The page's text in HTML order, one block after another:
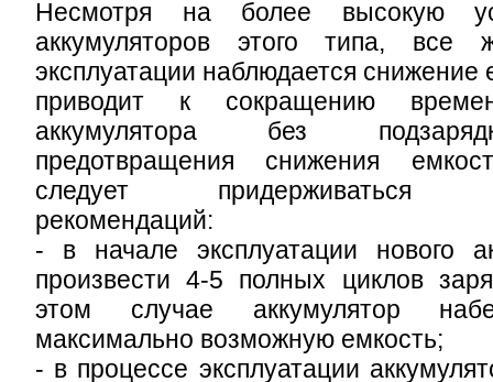
Несмотря на более высокую
аккумуляторов этого типа,
эксплуатации наблюдается снижение
приводит к сокращению
аккумулятора без
предотвращения снижения
следует придерживаться
рекомендаций:
- в начале эксплуатации нового
произвести 4-5 полных циклов
этом случае аккумулятор
максимально возможную емкость;
- в процессе эксплуатации